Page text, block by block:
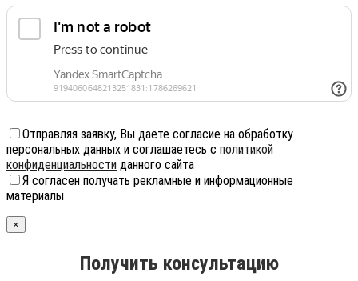
Отправляя заявку, Вы даете согласие на обработку
персональных данных и соглашаетесь с политикой
конфиденциальности данного сайта
Я согласен получать рекламные и информационные
материалы
×
Получить консультацию